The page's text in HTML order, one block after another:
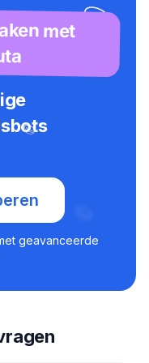
met
geavanceerde